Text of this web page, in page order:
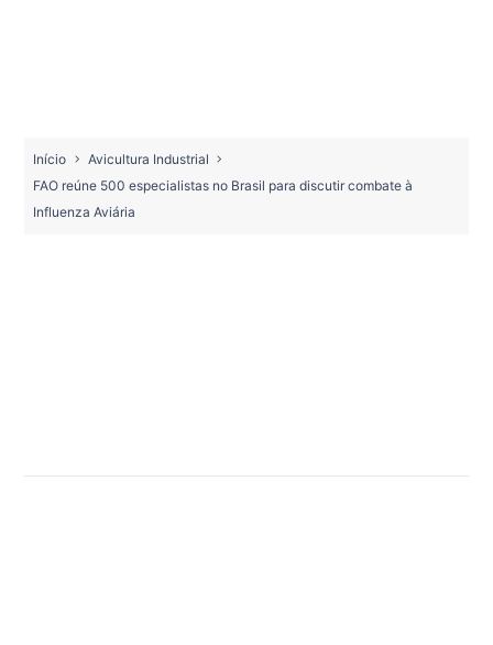
Início
Avicultura Industrial
FAO reúne 500 especialistas no Brasil para discutir combate à
Influenza Aviária